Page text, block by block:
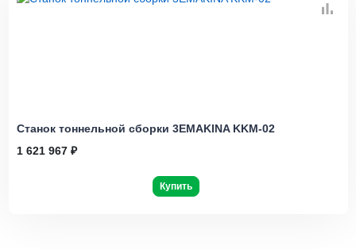
Станок тоннельной сборки 3EMAKINA KKM-02
1 621 967 ₽
Купить